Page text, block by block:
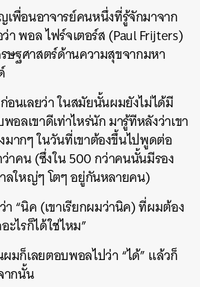
พื่อนอาจารย์คนหนึ่งที่รู้จักมาจาก
า พอล ไฟร์จเตอร์ส (Paul Frijters)
ษฐศาสตร์ด้านความสุขจากมหา
นเลยว่า ในสมัยนั้นผมยังไม่ได้มี
อลเขาดีเท่าไหร่นัก มารู้ทีหลังว่าเขา
ากๆ ในวันที่เขาต้องขึ้นไปพูดต่อ
าคน (ซึ่งใน 500 กว่าคนนั้นมีรอง
ลใหญ่ๆ โตๆ อยู่กันหลายคน)
“นิค (เขาเรียกผมว่านิค) ที่ผมต้อง
ไรก็ได้ใช่ไหม”
มก็เลยตอบพอลไปว่า “ได้” แล้วก็
ากนั้น